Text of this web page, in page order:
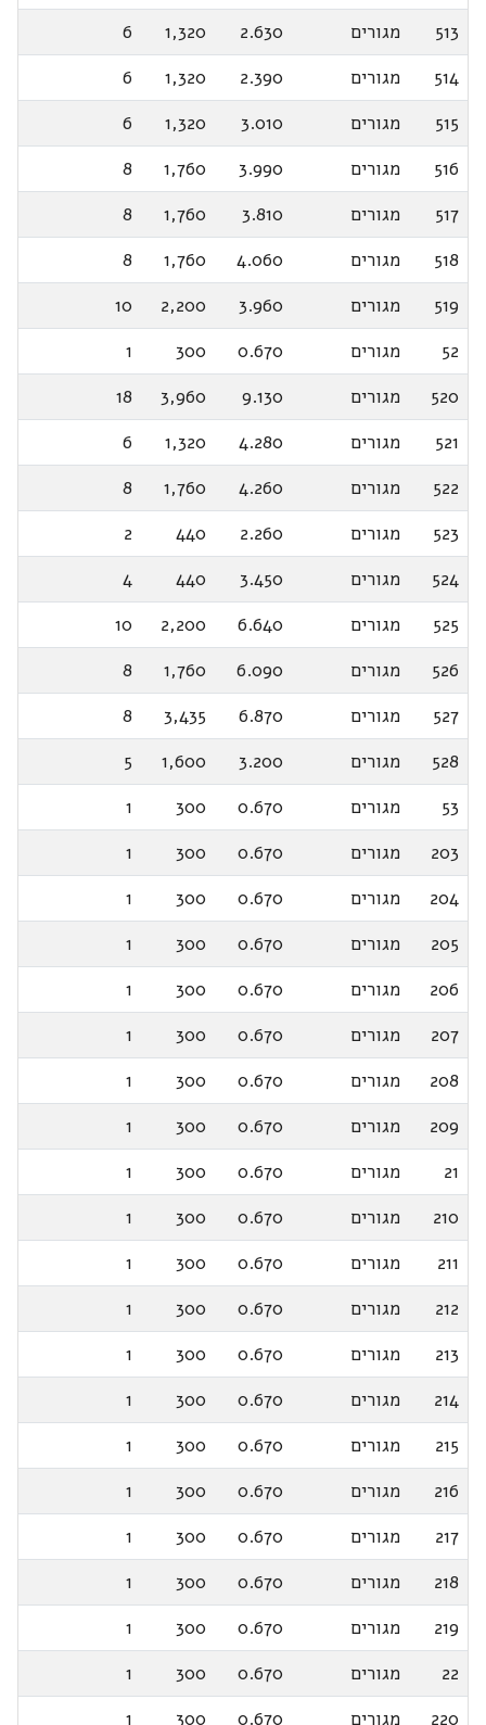
513
מגורים 2.630
1,320
6
514
מגורים 2.390
1,320
6
515
מגורים 3.010
1,320
6
516
מגורים 3.990
1,760
8
517
מגורים 3.810
1,760
8
518
מגורים 4.060
1,760
8
519
מגורים 3.960
2,200
10
52
מגורים 0.670
300
1
520
מגורים 9.130
3,960
18
521
מגורים 4.280
1,320
6
522
מגורים 4.260
1,760
8
523
מגורים 2.260
440
2
524
מגורים 3.450
440
4
525
מגורים 6.640
2,200
10
526
מגורים 6.090
1,760
8
527
מגורים 6.870
3,435
8
528
מגורים 3.200
1,600
5
53
מגורים 0.670
300
1
203
מגורים 0.670
300
1
204
מגורים 0.670
300
1
205
מגורים 0.670
300
1
206
מגורים 0.670
300
1
207
מגורים 0.670
300
1
208
מגורים 0.670
300
1
209
מגורים 0.670
300
1
21
מגורים 0.670
300
1
210
מגורים 0.670
300
1
211
מגורים 0.670
300
1
212
מגורים 0.670
300
1
213
מגורים 0.670
300
1
214
מגורים 0.670
300
1
215
מגורים 0.670
300
1
216
מגורים 0.670
300
1
217
מגורים 0.670
300
1
218
מגורים 0.670
300
1
219
מגורים 0.670
300
1
22
מגורים 0.670
300
1
220
מגורים 0.670
300
1